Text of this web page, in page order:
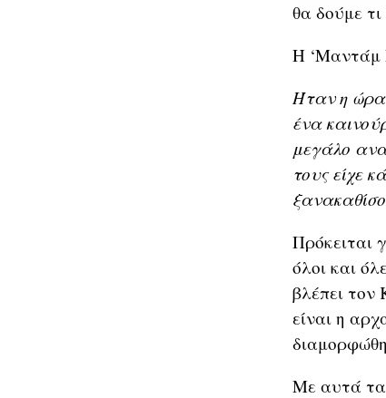
θα δούμε
Η ‘Μαντάμ
Ήταν η ώρα
ένα
μεγάλο
τους είχε
Πρόκειται
όλοι και
βλέπει τον
είναι η
Με αυτά τα